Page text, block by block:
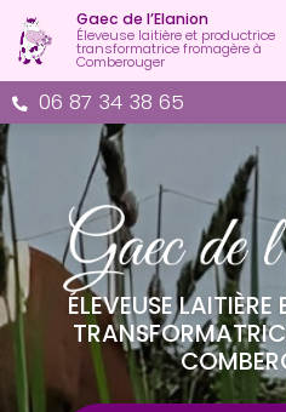
Aller
au
contenu
principal
06 87 34 38 65
Gaec de l’Elanion
Éleveuse laitière et productrice
transformatrice fromagère à
Comberouger
ÉLEVEUSE